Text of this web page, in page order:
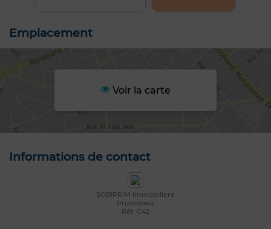
Emplacement
Voir la carte
Informations de contact
SOBIPRIM Immobiliere
Promoteur
Réf: C42